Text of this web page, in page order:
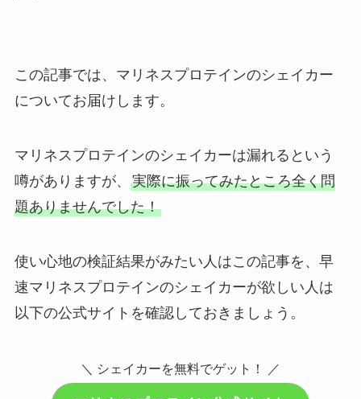
この記事では、マリネスプロテインのシェイカー
についてお届けします。
マリネスプロテインのシェイカーは漏れるという
噂がありますが、 実際に振ってみたところ全く問
題ありませんでした！
使い心地の検証結果がみたい人はこの記事を、早
速マリネスプロテインのシェイカーが欲しい人は
以下の公式サイトを確認しておきましょう。
＼ シェイカーを無料でゲット！ ／